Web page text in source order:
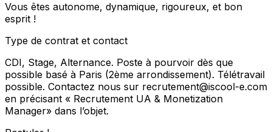
Vous êtes autonome, dynamique, rigoureux, et bon
esprit !
Type de contrat et contact
CDI, Stage, Alternance. Poste à pourvoir dès que
possible basé à Paris (2ème arrondissement). Télétravail
possible. Contactez nous sur recrutement@iscool-e.com
en précisant « Recrutement UA & Monetization
Manager» dans l’objet.